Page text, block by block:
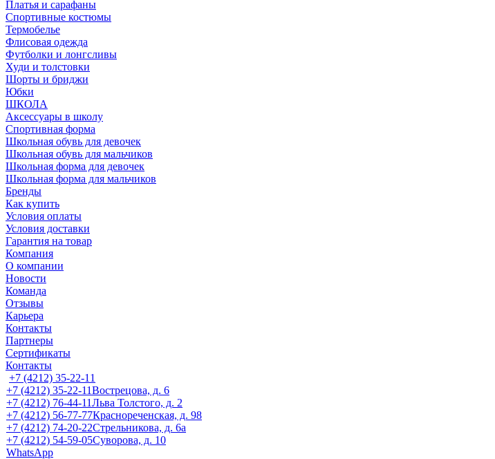
Платья и сарафаны
Спортивные костюмы
Термобелье
Флисовая одежда
Футболки и лонгсливы
Худи и толстовки
Шорты и бриджи
Юбки
ШКОЛА
Аксессуары в школу
Спортивная форма
Школьная обувь для девочек
Школьная обувь для мальчиков
Школьная форма для девочек
Школьная форма для мальчиков
Бренды
Как купить
Условия оплаты
Условия доставки
Гарантия на товар
Компания
О компании
Новости
Команда
Отзывы
Карьера
Контакты
Партнеры
Сертификаты
Контакты
+7 (4212) 35-22-11
+7 (4212) 35-22-11Вострецова, д. 6
+7 (4212) 76-44-11Льва Толстого, д. 2
+7 (4212) 56-77-77Краснореченская, д. 98
+7 (4212) 74-20-22Стрельникова, д. 6а
+7 (4212) 54-59-05Суворова, д. 10
WhatsApp